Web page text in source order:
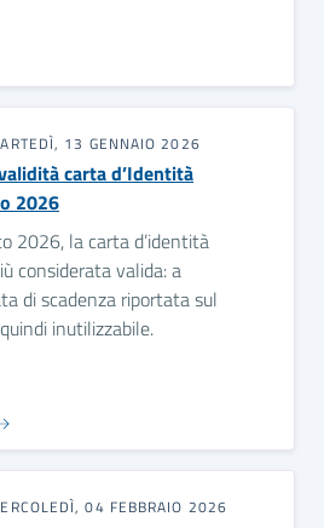
13 GENNAIO 2026
carta d’Identità
2026
2026, la carta d’identità
considerata valida: a
di scadenza riportata sul
inutilizzabile.
04 FEBBRAIO 2026